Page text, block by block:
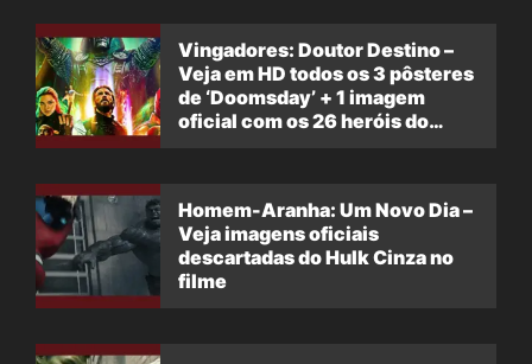
Vingadores: Doutor Destino –
Veja em HD todos os 3 pôsteres
de ‘Doomsday’ + 1 imagem
oficial com os 26 heróis do
Homem-Aranha: Um Novo Dia –
Veja imagens oficiais
descartadas do Hulk Cinza no
filme